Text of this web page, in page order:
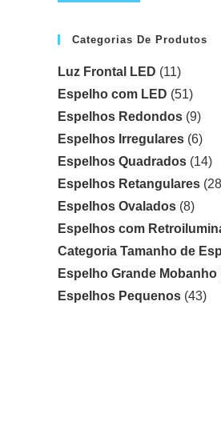
Categorias De Produtos
Luz Frontal LED (11)
Espelho com LED (51)
Espelhos Redondos (9)
Espelhos Irregulares (6)
Espelhos Quadrados (14)
Espelhos Retangulares
Espelhos Ovalados (8)
Espelhos com
Categoria Tamanho de
Espelho Grande Mobanho
Espelhos Pequenos (43)